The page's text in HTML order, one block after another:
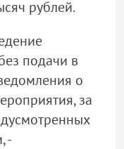
рублей.
подачи в
о
за
-